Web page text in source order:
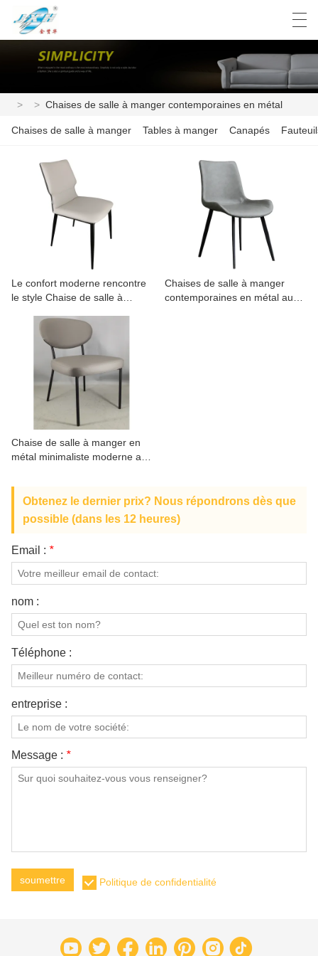
العربية Deutsch Español
> > Chaises de salle à manger contemporaines en métal
Chaises de salle à manger Tables à manger Canapés
Le confort moderne rencontre
le style Chaise de salle à
Chaises de salle à manger
contemporaines en métal au
Chaise de salle à manger en
métal minimaliste moderne au
Obtenez le dernier prix? Nous répondrons dès que
possible (dans les 12 heures)
Email : *
nom :
Téléphone :
entreprise :
Message : *
soumettre Politique de confidentialité